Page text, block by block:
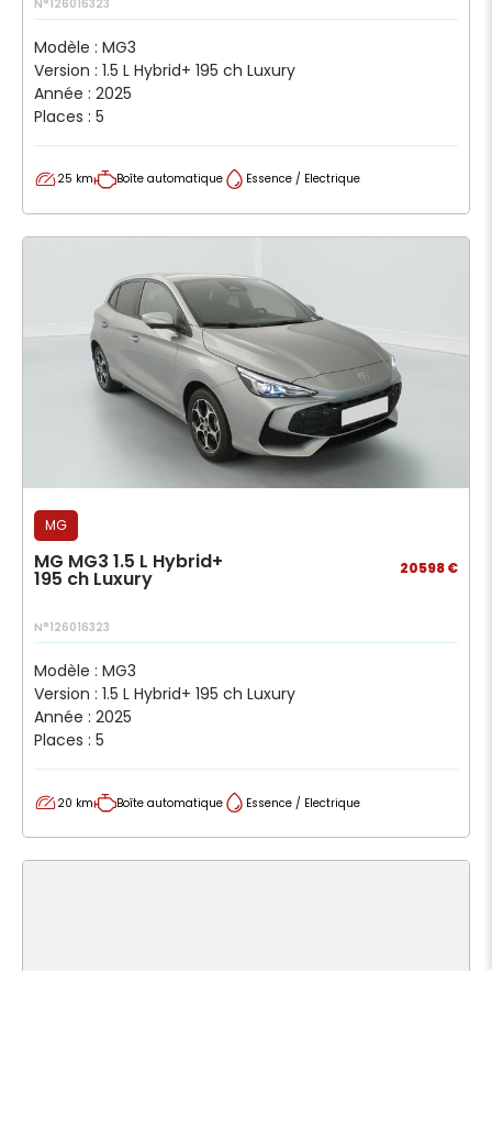
N°126016323
Modèle : MG3
Version : 1.5 L Hybrid+ 195 ch Luxury
Année : 2025
Places : 5
25 km Boîte automatique Essence / Electrique
MG
MG MG3 1.5 L Hybrid+
195 ch Luxury 20598 €
N°126016323
Modèle : MG3
Version : 1.5 L Hybrid+ 195 ch Luxury
Année : 2025
Places : 5
20 km Boîte automatique Essence / Electrique